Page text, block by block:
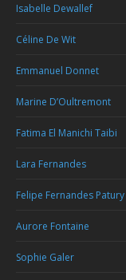
Isabelle Dewallef
Céline De Wit
Emmanuel Donnet
Marine D’Oultremont
Fatima El Manichi Taibi
Lara Fernandes
Felipe Fernandes Patury
Aurore Fontaine
Sophie Galer